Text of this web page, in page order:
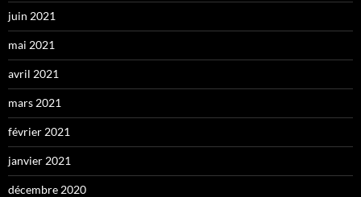
juin 2021
mai 2021
avril 2021
mars 2021
février 2021
janvier 2021
décembre 2020